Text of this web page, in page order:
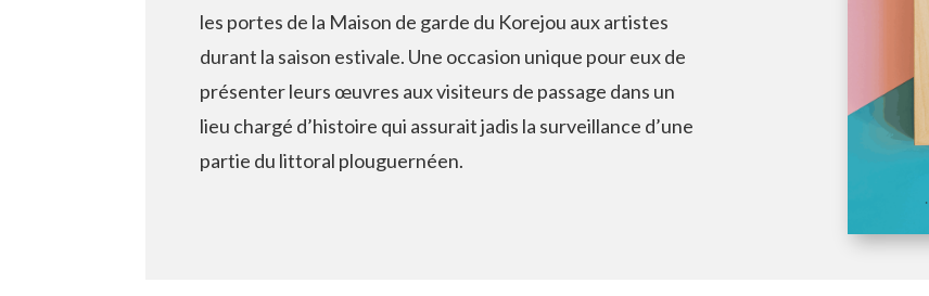
les portes de la Maison de garde du Korejou aux artistes
durant la saison estivale. Une occasion unique pour eux de
présenter leurs œuvres aux visiteurs de passage dans un
lieu chargé d’histoire qui assurait jadis la surveillance d’une
partie du littoral plouguernéen.